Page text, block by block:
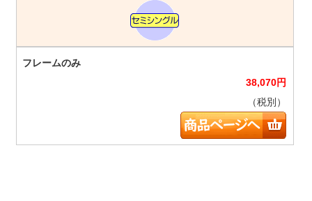
38,070円
（税別）